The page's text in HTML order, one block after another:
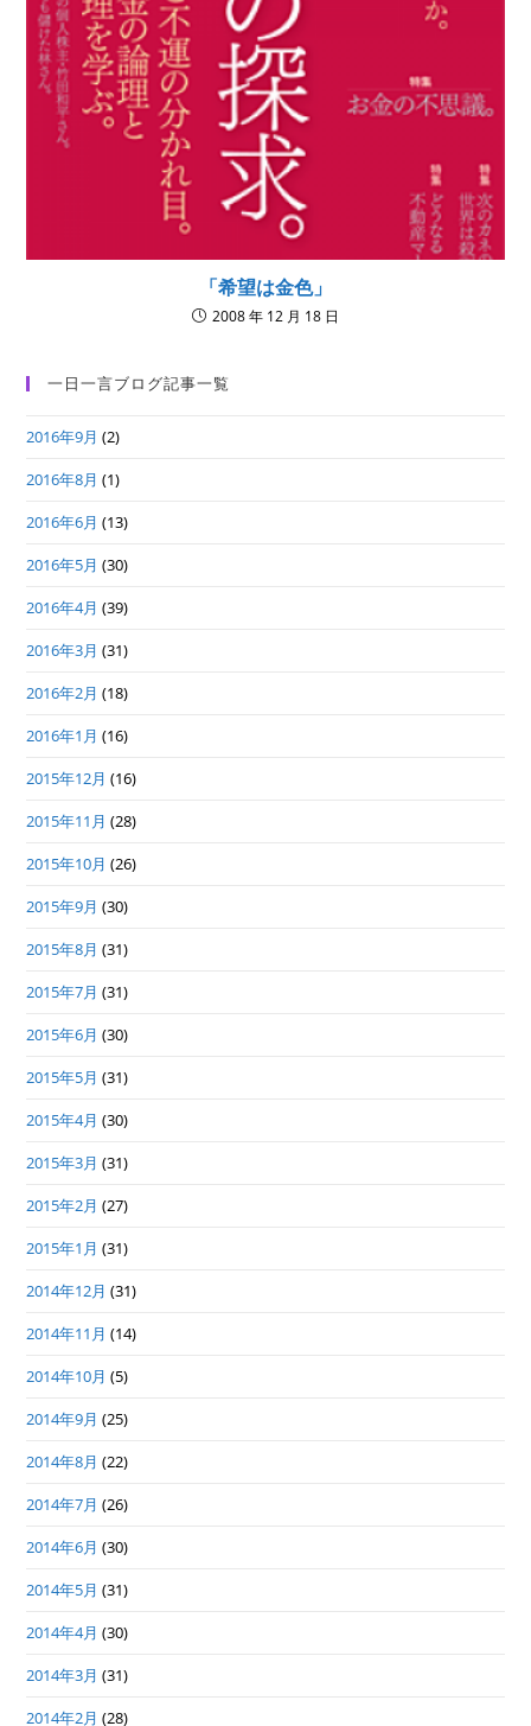
「希望は金色」
2008 年 12 月 18 日
一日一言ブログ記事一覧
2016年9月 (2)
2016年8月 (1)
2016年6月 (13)
2016年5月 (30)
2016年4月 (39)
2016年3月 (31)
2016年2月 (18)
2016年1月 (16)
2015年12月 (16)
2015年11月 (28)
2015年10月 (26)
2015年9月 (30)
2015年8月 (31)
2015年7月 (31)
2015年6月 (30)
2015年5月 (31)
2015年4月 (30)
2015年3月 (31)
2015年2月 (27)
2015年1月 (31)
2014年12月 (31)
2014年11月 (14)
2014年10月 (5)
2014年9月 (25)
2014年8月 (22)
2014年7月 (26)
2014年6月 (30)
2014年5月 (31)
2014年4月 (30)
2014年3月 (31)
2014年2月 (28)